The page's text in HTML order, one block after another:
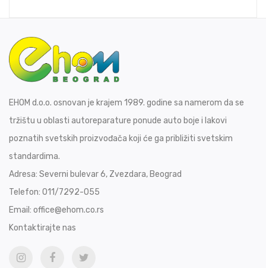
EHOM d.o.o. osnovan je krajem 1989. godine sa namerom da se
tržištu u oblasti autoreparature ponude auto boje i lakovi
poznatih svetskih proizvođača koji će ga približiti svetskim
standardima.
Adresa: Severni bulevar 6, Zvezdara, Beograd
Telefon: 011/7292-055
Email: office@ehom.co.rs
Kontaktirajte nas